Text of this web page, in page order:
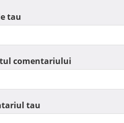
tau
comentariului
tau